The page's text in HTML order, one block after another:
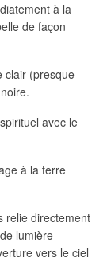
à la
de façon
clair (presque
avec le
à la terre
relie directement
lumière
vers le ciel